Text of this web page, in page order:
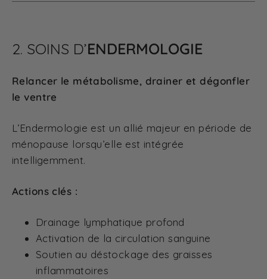
2. SOINS D’ENDERMOLOGIE
Relancer le métabolisme, drainer et dégonfler
le ventre
L’Endermologie est un allié majeur en période de
ménopause lorsqu’elle est intégrée
intelligemment.
Actions clés :
Drainage lymphatique profond
Activation de la circulation sanguine
Soutien au déstockage des graisses
inflammatoires